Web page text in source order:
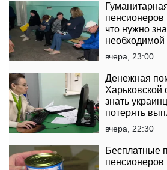
пенсионеров
что нужно
вчера, 23:00
Денежная
Харьковской
знать
потерять
вчера, 22:30
Бесплатные
пенсионеров